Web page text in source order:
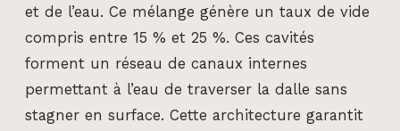
et de l’eau. Ce mélange génère un taux de vide
compris entre 15 % et 25 %. Ces cavités
forment un réseau de canaux internes
permettant à l’eau de traverser la dalle sans
stagner en surface. Cette architecture garantit